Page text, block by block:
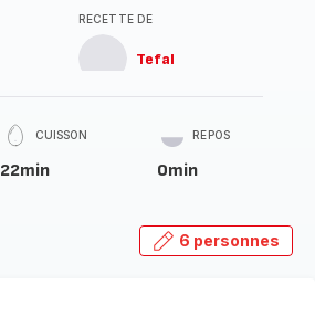
RECETTE DE
Tefal
CUISSON
22min
REPOS
0min
6 personnes